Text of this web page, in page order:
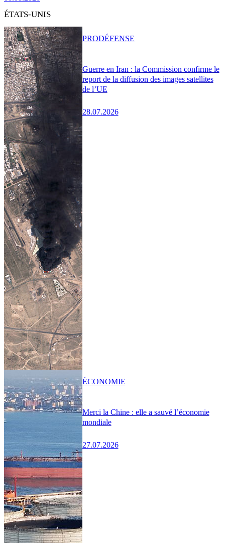
ÉTATS-UNIS
Guerre en Iran : la Commission confirme le
report de la diffusion des images satellites
de l’UE
28.07.2026
PRODÉFENSE
Merci la Chine : elle a sauvé l’économie
mondiale
27.07.2026
ÉCONOMIE